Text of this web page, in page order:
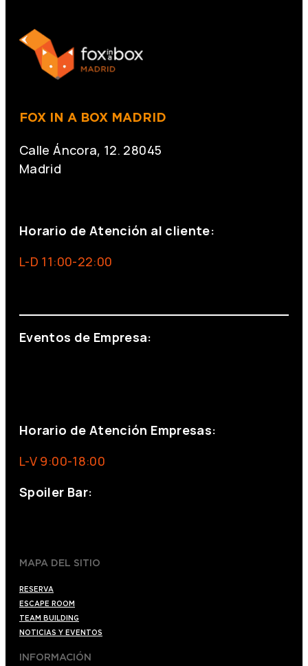
FOX IN A BOX MADRID
Calle Áncora, 12. 28045
Madrid
Horario de Atención al cliente:
L-D 11:00-22:00
Eventos de Empresa:
Horario de Atención Empresas:
L-V 9:00-18:00
Spoiler Bar:
MAPA DEL SITIO
RESERVA
ESCAPE ROOM
TEAM BUILDING
NOTICIAS Y EVENTOS
INFORMACIÓN